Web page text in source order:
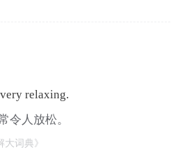
very relaxing.
令人放松。
大词典》